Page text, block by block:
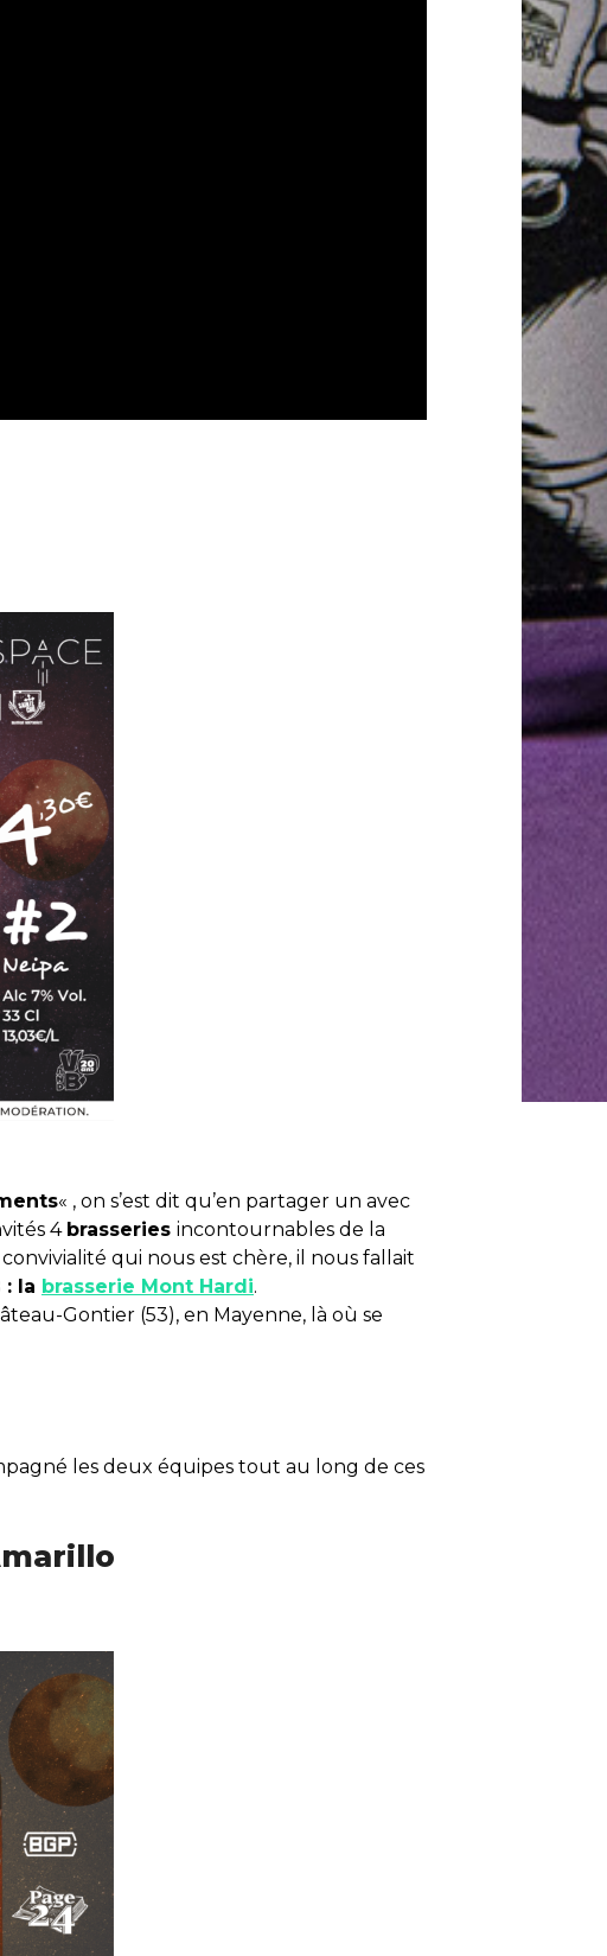
« , on s’est dit qu’en partager un avec
4 brasseries incontournables de la
qui nous est chère, il nous fallait
: la brasserie Mont Hardi.
Gontier (53), en Mayenne, là où se
les deux équipes tout au long de ces